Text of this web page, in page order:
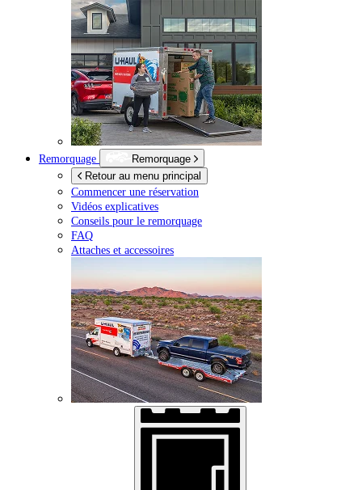
Remorquage
Remorquage
Retour au menu principal
Commencer une réservation
Vidéos explicatives
Conseils pour le remorquage
FAQ
Attaches et accessoires